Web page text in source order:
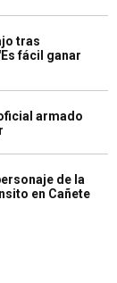
tras
fácil ganar
armado
de la
en Cañete